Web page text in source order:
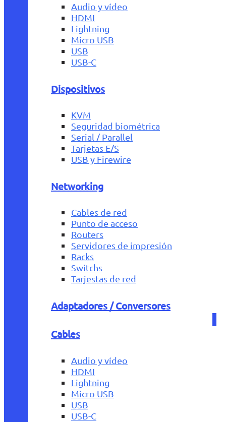
Audio y vídeo
HDMI
Lightning
Micro USB
USB
USB-C
Dispositivos
KVM
Seguridad biométrica
Serial / Parallel
Tarjetas E/S
USB y Firewire
Networking
Cables de red
Punto de acceso
Routers
Servidores de impresión
Racks
Switchs
Tarjestas de red
Adaptadores / Conversores
Cables
Audio y vídeo
HDMI
Lightning
Micro USB
USB
USB-C